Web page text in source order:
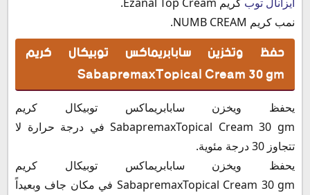
نمب كريم NUMB CREAM.
حفظ وتخزين سابابريماكس توبيكال كريم
SabapremaxTopical Cream 30 gm
يحفظ ويخزن سابابريماكس توبيكال كريم
SabapremaxTopical Cream 30 gm في درجة حرارة لا
تتجاوز 30 درجة مئوية.
يحفظ ويخزن سابابريماكس توبيكال كريم
SabapremaxTopical Cream 30 gm في مكان جاف وبعيداً